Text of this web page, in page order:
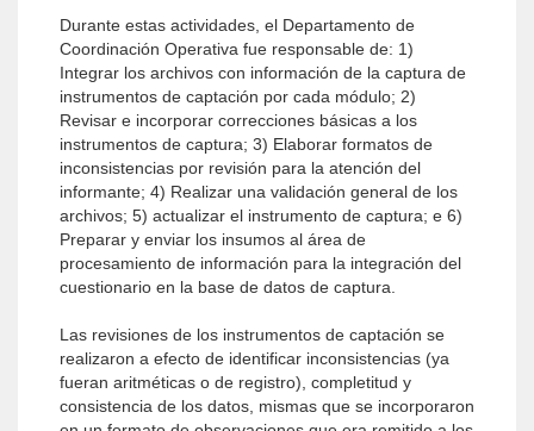
Durante estas actividades, el Departamento de
Coordinación Operativa fue responsable de: 1)
Integrar los archivos con información de la captura de
instrumentos de captación por cada módulo; 2)
Revisar e incorporar correcciones básicas a los
instrumentos de captura; 3) Elaborar formatos de
inconsistencias por revisión para la atención del
informante; 4) Realizar una validación general de los
archivos; 5) actualizar el instrumento de captura; e 6)
Preparar y enviar los insumos al área de
procesamiento de información para la integración del
cuestionario en la base de datos de captura.
Las revisiones de los instrumentos de captación se
realizaron a efecto de identificar inconsistencias (ya
fueran aritméticas o de registro), completitud y
consistencia de los datos, mismas que se incorporaron